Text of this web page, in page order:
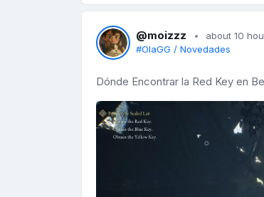
@moizzz
about 10
#OlaGG / Novedades
Dónde Encontrar la Red Key en